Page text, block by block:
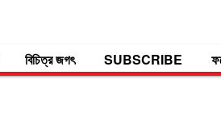
বিচিত্র জগৎ SUBSCRIBE